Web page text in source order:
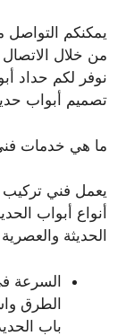
يمكنكم التواصل
من خلال
نوفر لكم حداد
تصميم أبواب
ما هي خدمات
يعمل فني تركيب
أنواع أبواب
الحديثة
السرعة
الطرق
باب